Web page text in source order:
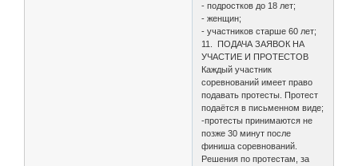
- подростков до 18 лет;
- женщин;
- участников старше 60 лет;
11. ПОДАЧА ЗАЯВОК НА
УЧАСТИЕ И ПРОТЕСТОВ
Каждый участник
соревнований имеет право
подавать протесты. Протест
подаётся в письменном виде;
-протесты принимаются не
позже 30 минут после
финиша соревнований.
Решения по протестам, за